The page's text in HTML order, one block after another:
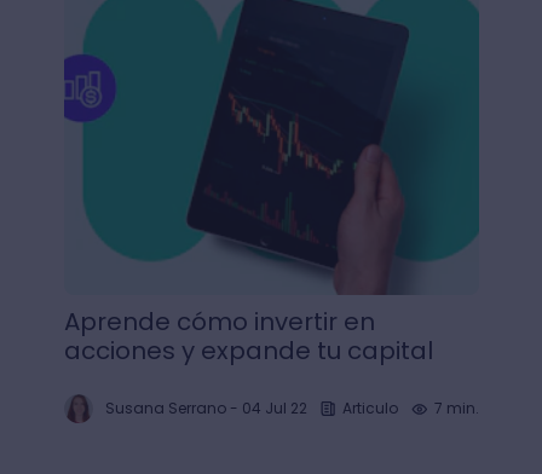
Aprende cómo invertir en
acciones y expande tu capital
Susana Serrano- 04 Jul 22 Articulo 7 min.